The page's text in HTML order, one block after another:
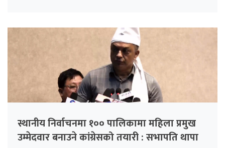
स्थानीय निर्वाचनमा १०० पालिकामा महिला प्रमुख
उम्मेदवार बनाउने कांग्रेसको तयारी : सभापति थापा